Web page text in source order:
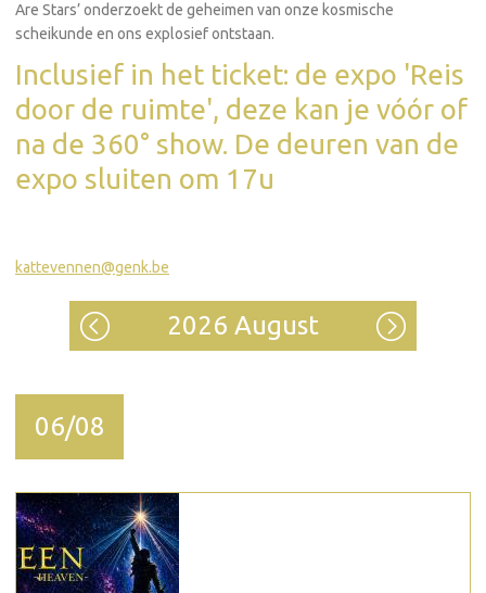
Are Stars’ onderzoekt de geheimen van onze kosmische
scheikunde en ons explosief ontstaan.
Inclusief in het ticket: de expo 'Reis
door de ruimte', deze kan je vóór of
na de 360° show. De deuren van de
expo sluiten om 17u
kattevennen@genk.be
2026 August
06/08